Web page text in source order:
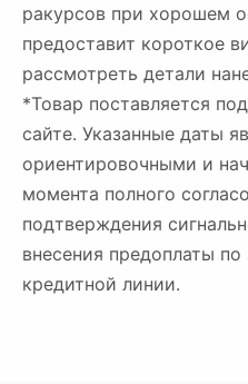
ракурсов при хорошем
предоставит короткое
рассмотреть детали
*Товар поставляется
сайте. Указанные даты
ориентировочными и
момента полного
подтверждения
внесения предоплаты по
кредитной линии.